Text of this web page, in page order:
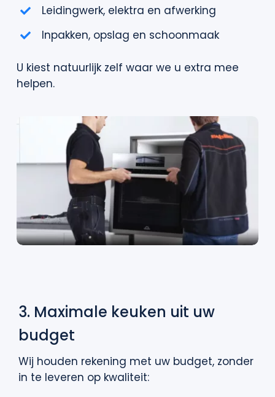
Leidingwerk, elektra en afwerking
Inpakken, opslag en schoonmaak
U kiest natuurlijk zelf waar we u extra mee
helpen.
3. Maximale keuken uit uw
budget
Wij houden rekening met uw budget, zonder
in te leveren op kwaliteit: